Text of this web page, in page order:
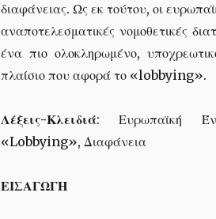
διαφάνειας. Ως εκ τούτου, οι
αναποτελεσματικές νομοθετικές
ένα πιο ολοκληρωμένο,
πλαίσιο που αφορά το «lobbying».
Λέξεις-Κλειδιά: Ευρωπαϊκή
«Lobbying», Διαφάνεια
ΕΙΣΑΓΩΓΗ